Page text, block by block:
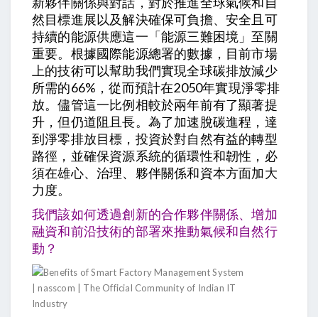
然目標進展以及解決確保可負擔、安全且可
持續的能源供應這一「能源三難困境」至關
重要。根據國際能源總署的數據，目前市場
上的技術可以幫助我們實現全球碳排放減少
所需的66%，從而預計在2050年實現淨零排
放。儘管這一比例相較於兩年前有了顯著提
升，但仍道阻且長。為了加速脫碳進程，達
到淨零排放目標，投資於對自然有益的轉型
路徑，並確保資源系統的循環性和韌性，必
須在雄心、治理、夥伴關係和資本方面加大
力度。
我們該如何透過創新的合作夥伴關係、增加
融資和前沿技術的部署來推動氣候和自然行
動？